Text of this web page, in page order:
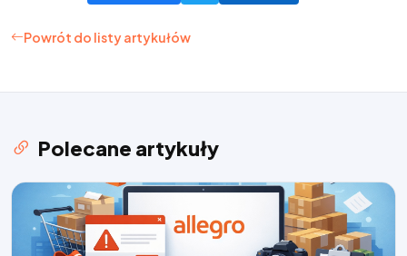
Powrót do listy artykułów
Polecane artykuły